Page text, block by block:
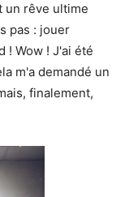
un rêve ultime
pas : jouer
! Wow ! J'ai été
m'a demandé un
finalement,